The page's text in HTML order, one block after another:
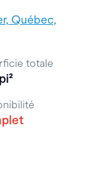
Québec,
totale